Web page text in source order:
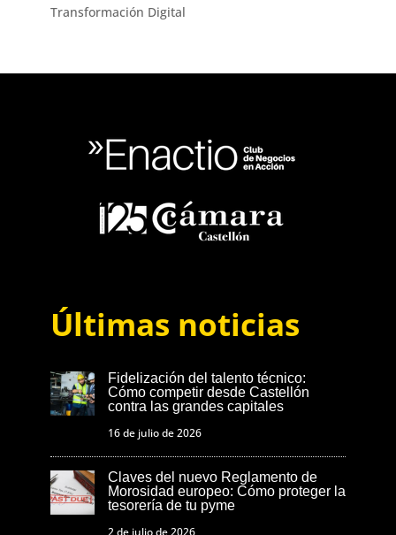
Transformación Digital
Últimas noticias
Fidelización del talento técnico:
Cómo competir desde Castellón
contra las grandes capitales
16 de julio de 2026
Claves del nuevo Reglamento de
Morosidad europeo: Cómo proteger la
tesorería de tu pyme
2 de julio de 2026